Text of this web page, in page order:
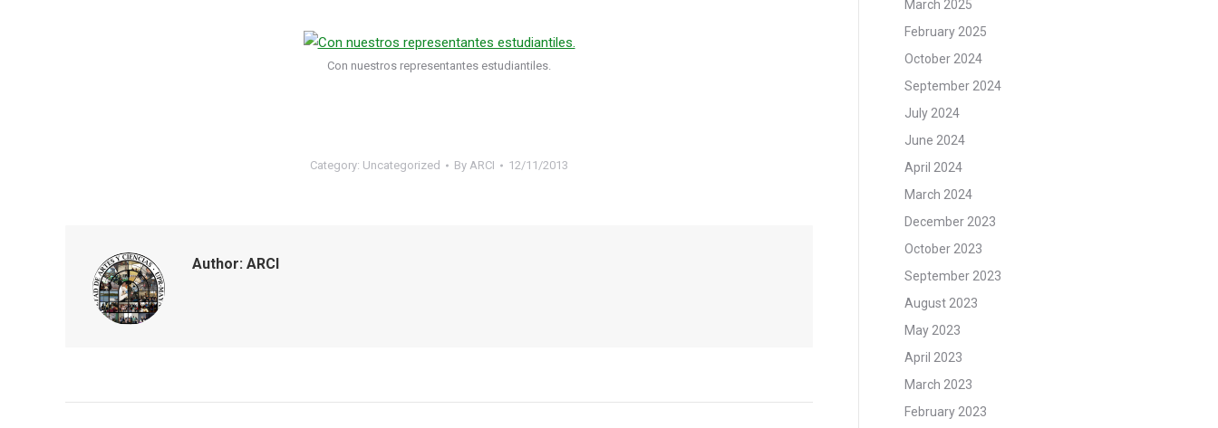
Con nuestros representantes estudiantiles.
Category: Uncategorized By ARCI 12/11/2013
Author: ARCI
March 2025
February 2025
October 2024
September 2024
July 2024
June 2024
April 2024
March 2024
December 2023
October 2023
September 2023
August 2023
May 2023
April 2023
March 2023
February 2023